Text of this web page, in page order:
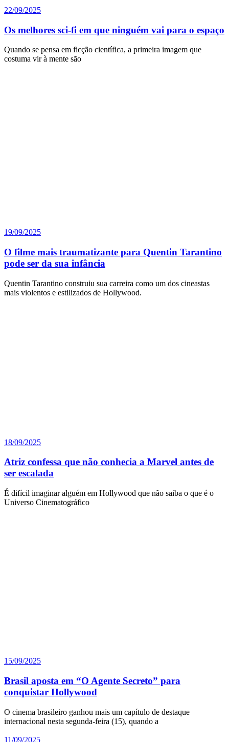
22/09/2025
Os melhores sci-fi em que ninguém vai para o espaço
Quando se pensa em ficção científica, a primeira imagem que
costuma vir à mente são
19/09/2025
O filme mais traumatizante para Quentin Tarantino
pode ser da sua infância
Quentin Tarantino construiu sua carreira como um dos cineastas
mais violentos e estilizados de Hollywood.
18/09/2025
Atriz confessa que não conhecia a Marvel antes de
ser escalada
É difícil imaginar alguém em Hollywood que não saiba o que é o
Universo Cinematográfico
15/09/2025
Brasil aposta em “O Agente Secreto” para
conquistar Hollywood
O cinema brasileiro ganhou mais um capítulo de destaque
internacional nesta segunda-feira (15), quando a
11/09/2025